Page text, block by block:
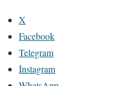
X
Facebook
Telegram
İnstagram